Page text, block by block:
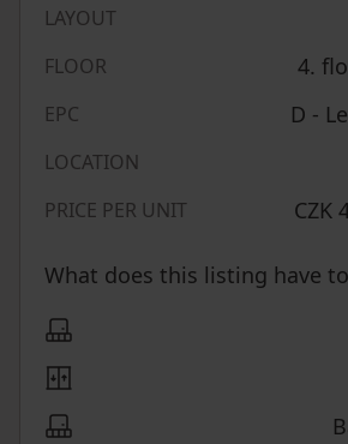
LAYOUT
FLOOR 4.
EPC D -
LOCATION
PRICE PER UNIT CZK
What does this listing have